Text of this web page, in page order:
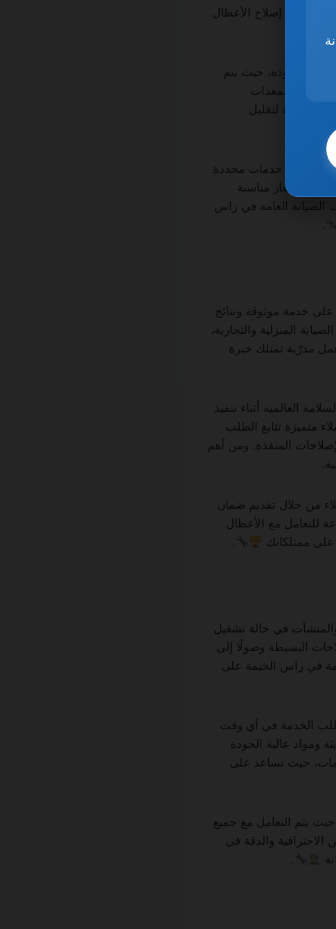
إلى إصلاح الأعطال
جودة، حيث يتم
أحدث المعدات
فعالة لتقليل
شاملة أو خدمات محددة
أسعار مناسبة
الصيانة العامة في راس
.
خدمة موثوقة ونتائج
المنزلية والتجارية،
مدرّبة تمتلك خبرة
العالمية أثناء تنفيذ
متميزة تتابع الطلب
المنفذة. ومن أهم
من خلال تقديم ضمان
للتعامل مع الأعطال
على ممتلكاتك
.
في حالة تشغيل
البسيطة وصولًا إلى
في راس الخيمة على
طلب الخدمة في أي وقت
ومواد عالية الجودة
حيث تساعد على
يتم التعامل مع جميع
والدقة في
.